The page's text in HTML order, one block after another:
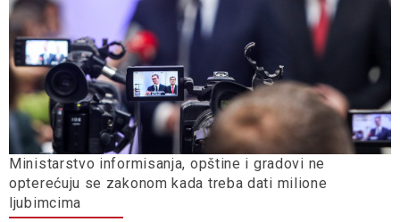
Ministarstvo informisanja, opštine i gradovi ne
opterećuju se zakonom kada treba dati milione
ljubimcima